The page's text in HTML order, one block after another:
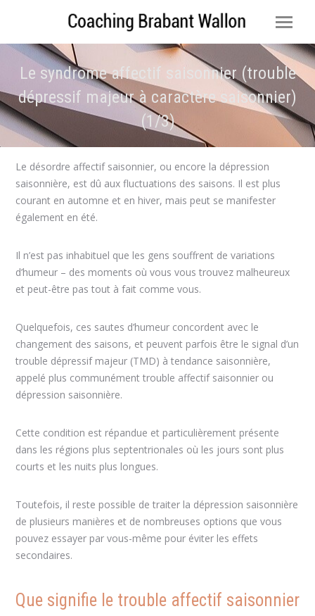
Le syndrome affectif saisonnier (trouble
dépressif majeur à caractère saisonnier)
(1/3)
Vous êtes ici :
Le désordre affectif saisonnier, ou encore la dépression
saisonnière, est dû aux fluctuations des saisons. Il est plus
courant en automne et en hiver, mais peut se manifester
également en été.
Il n’est pas inhabituel que les gens souffrent de variations
d’humeur – des moments où vous vous trouvez malheureux
et peut-être pas tout à fait comme vous.
Quelquefois, ces sautes d’humeur concordent avec le
changement des saisons, et peuvent parfois être le signal d’un
trouble dépressif majeur (TMD) à tendance saisonnière,
appelé plus communément trouble affectif saisonnier ou
dépression saisonnière.
Cette condition est répandue et particulièrement présente
dans les régions plus septentrionales où les jours sont plus
courts et les nuits plus longues.
Toutefois, il reste possible de traiter la dépression saisonnière
de plusieurs manières et de nombreuses options que vous
pouvez essayer par vous-même pour éviter les effets
secondaires.
Que signifie le trouble affectif saisonnier